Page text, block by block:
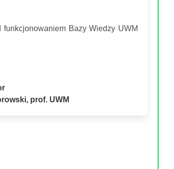
Bazy Wiedzy UWM
prof. UWM